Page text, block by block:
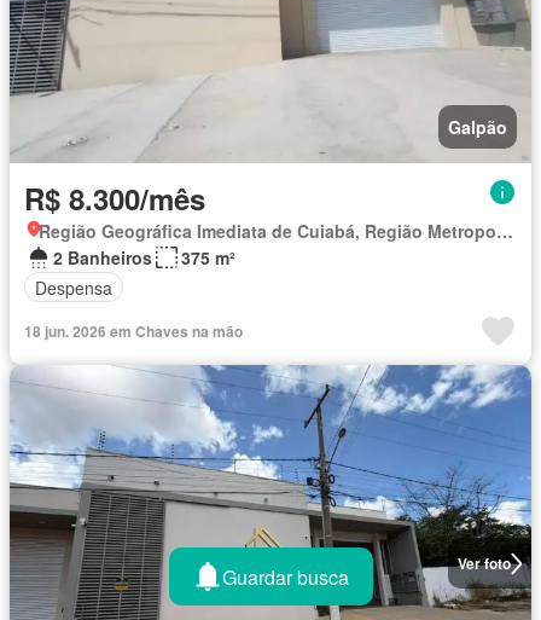
Galpão
R$ 8.300/mês
Região Geográfica Imediata de Cuiabá, Região Metropolitana do Vale do Rio Cuiabá
2 Banheiros
375 m²
Despensa
18 jun. 2026 em Chaves na mão
Ver foto
Guardar busca